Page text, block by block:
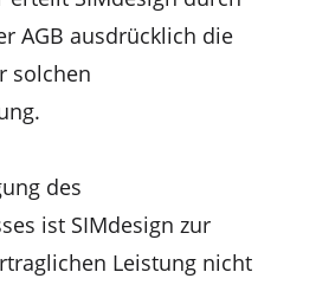
AGB ausdrücklich die
solchen
des
ist SIMdesign zur
Leistung nicht